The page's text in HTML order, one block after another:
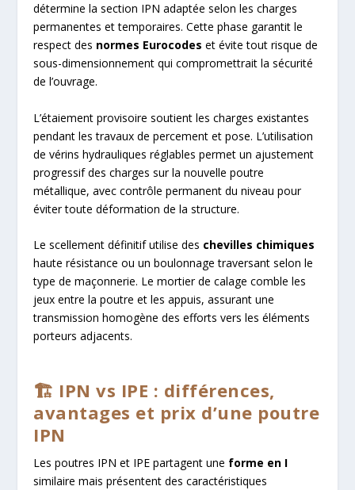
détermine la section IPN adaptée selon les charges
permanentes et temporaires. Cette phase garantit le
respect des normes Eurocodes et évite tout risque de
sous-dimensionnement qui compromettrait la sécurité
de l’ouvrage.
L’étaiement provisoire soutient les charges existantes
pendant les travaux de percement et pose. L’utilisation
de vérins hydrauliques réglables permet un ajustement
progressif des charges sur la nouvelle poutre
métallique, avec contrôle permanent du niveau pour
éviter toute déformation de la structure.
Le scellement définitif utilise des chevilles chimiques
haute résistance ou un boulonnage traversant selon le
type de maçonnerie. Le mortier de calage comble les
jeux entre la poutre et les appuis, assurant une
transmission homogène des efforts vers les éléments
porteurs adjacents.
🏗️ IPN vs IPE : différences,
avantages et prix d’une poutre
IPN
Les poutres IPN et IPE partagent une forme en I
similaire mais présentent des caractéristiques